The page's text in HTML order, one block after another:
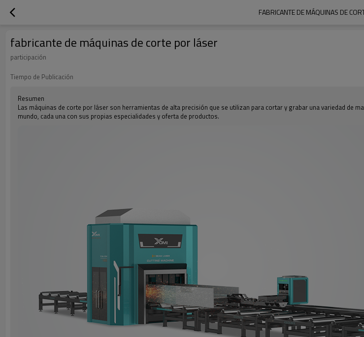
FABRICANTE DE MÁQUINAS DE
fabricante de máquinas de corte por láser
participación
Tiempo de Publicación
Resumen
Las máquinas de corte por láser son herramientas de alta precisión que se utilizan para cortar y grabar una variedad de
mundo, cada una con sus propias especialidades y oferta de productos.